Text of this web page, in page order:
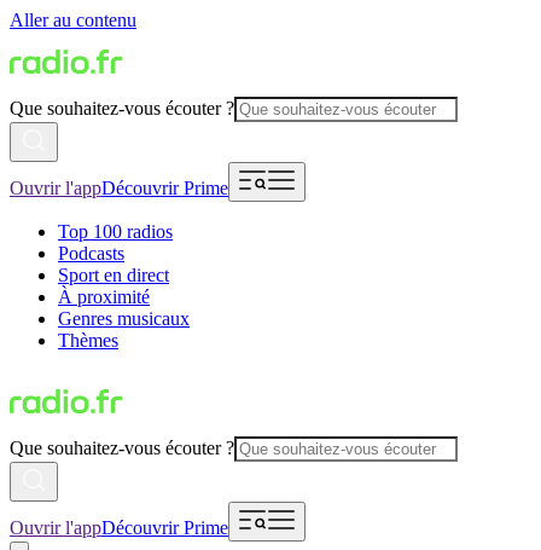
Aller au contenu
Que souhaitez-vous écouter ?
Ouvrir l'appDécouvrir Prime
Top 100 radios
Podcasts
Sport en direct
À proximité
Genres musicaux
Thèmes
Que souhaitez-vous écouter ?
Ouvrir l'appDécouvrir Prime